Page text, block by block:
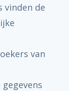
vinden de
van